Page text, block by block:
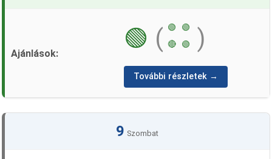
🟢 ( 🟢
🟢
🔴
🟢 )
További részletek →
9 Szombat